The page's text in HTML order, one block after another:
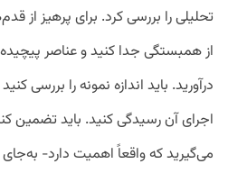
تحلیلی را بررسی کرد. برای پرهیز از
از همبستگی جدا کنید و عناصر
درآورید. باید اندازه نمونه را بررسی
اجرای آن رسیدگی کنید. باید تضمین
می‌گیرید که واقعاً اهمیت دارد-